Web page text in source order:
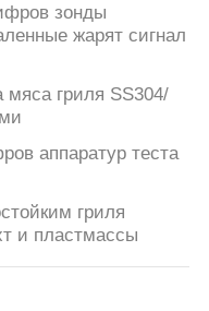
зонды
жарят сигнал
мяса гриля SS304/
аппаратур теста
гриля
и пластмассы